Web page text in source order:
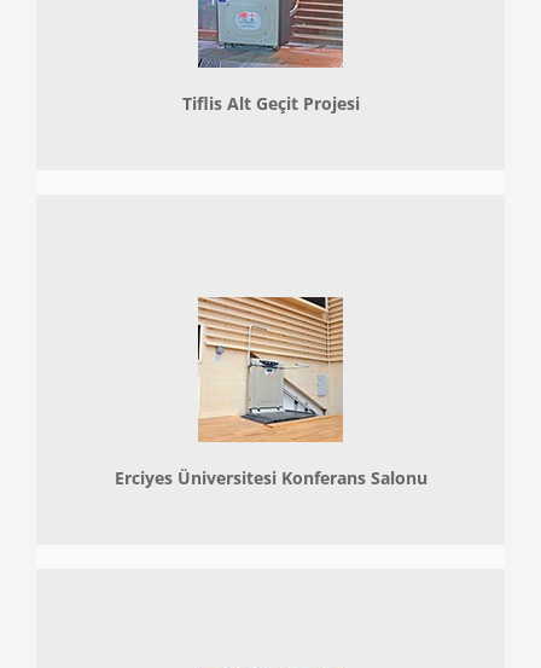
Tiflis Alt Geçit Projesi
Erciyes Üniversitesi Konferans Salonu